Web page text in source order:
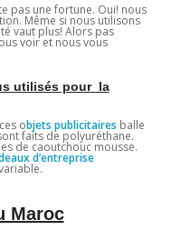
pas une fortune. Oui! nous
Même si nous utilisons
vaut plus! Alors pas
voir et nous vous
utilisés pour la
objets publicitaires balle
faits de polyuréthane.
de caoutchouc mousse.
d’entreprise
Maroc